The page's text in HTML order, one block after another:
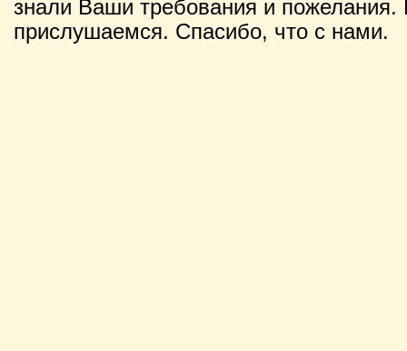
знали Ваши требования и
прислушаемся. Спасибо, что с нами.